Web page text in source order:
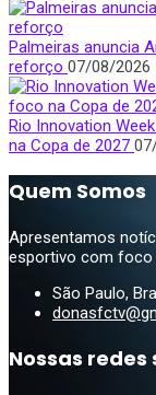
Palmeiras anuncia
reforço 07/08/2026
Rio Innovation
na Copa de 2027
Quem Somos
Apresentamos
esportivo com foco
São Paulo,
Nossas redes